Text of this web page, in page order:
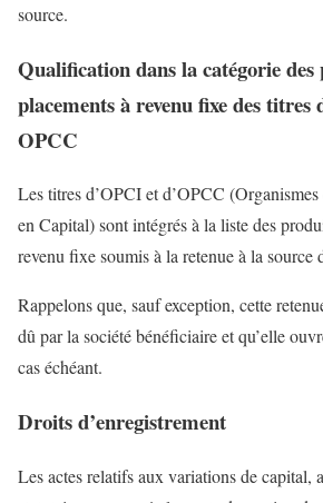
source.
Qualification dans la catégorie
placements à revenu fixe des titres
OPCC
Les titres d’OPCI et d’OPCC
en Capital) sont intégrés à la liste des
revenu fixe soumis à la retenue à la source
Rappelons que, sauf exception, cette
dû par la société bénéficiaire et qu’elle
cas échéant.
Droits d’enregistrement
Les actes relatifs aux variations de capital,